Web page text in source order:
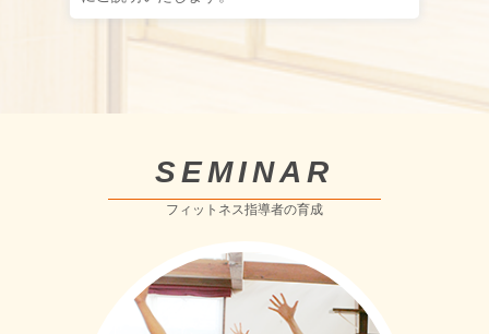
SEMINAR
フィットネス指導者の育成